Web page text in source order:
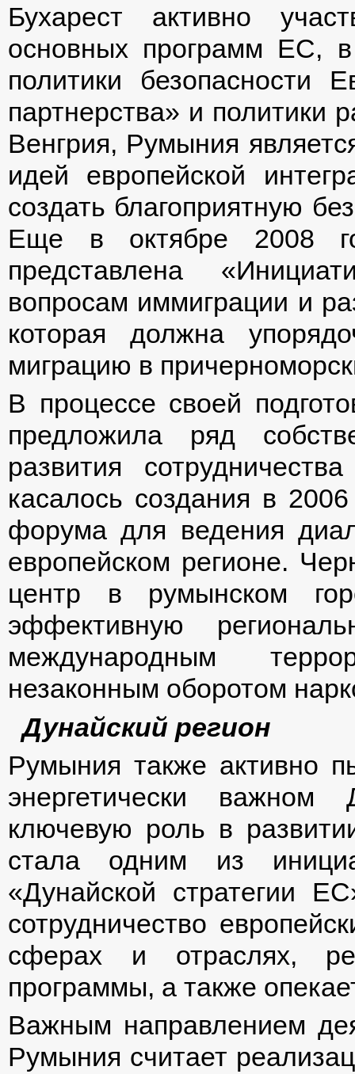
Бухарест активно
основных программ ЕС,
политики безопасности
партнерства» и политики
Венгрия, Румыния
идей европейской
создать благоприятную
Еще в октябре 2008
представлена
вопросам иммиграции и
которая должна
миграцию в
В процессе своей
предложила ряд
развития
касалось создания в
форума для ведения
европейском регионе.
центр в румынском
эффективную
международным
незаконным оборотом
Дунайский регион
Румыния также активно
энергетически важном
ключевую роль в
стала одним из
«Дунайской стратегии
сотрудничество
сферах и отраслях,
программы, а также
Важным направлением
Румыния считает